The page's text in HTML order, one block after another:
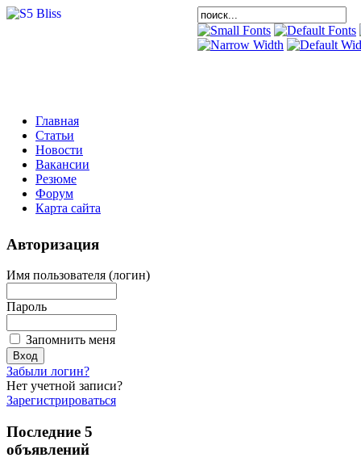
Главная
Статьи
Новости
Вакансии
Резюме
Форум
Карта сайта
Авторизация
Имя пользователя (логин)
Пароль
Запомнить меня
Забыли логин?
Нет учетной записи?
Зарегистрироваться
Последние 5
объявлений